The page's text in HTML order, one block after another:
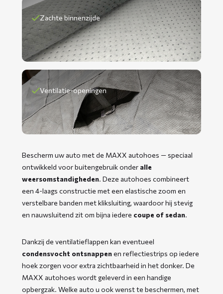
Zachte binnenzijde
Ventilatie-openingen
Bescherm uw auto met de MAXX autohoes — speciaal
ontwikkeld voor buitengebruik onder alle
weersomstandigheden. Deze autohoes combineert
een 4-laags constructie met een elastische zoom en
verstelbare banden met kliksluiting, waardoor hij stevig
en nauwsluitend zit om bijna iedere coupe of sedan.
Dankzij de ventilatieflappen kan eventueel
condensvocht ontsnappenen reflectiestrips op iedere
hoek zorgen voor extra zichtbaarheid in het donker. De
MAXX autohoes wordt geleverd in een handige
opbergzak. Welke auto u ook wenst te beschermen, met